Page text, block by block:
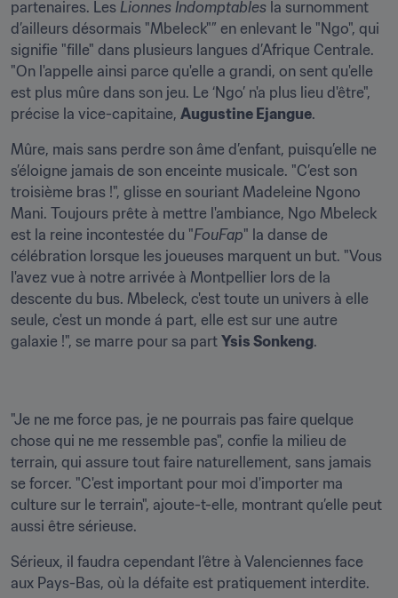
partenaires. Les Lionnes Indomptables la surnomment
d’ailleurs désormais "Mbeleck"” en enlevant le "Ngo", qui
signifie "fille" dans plusieurs langues d’Afrique Centrale.
"On l'appelle ainsi parce qu'elle a grandi, on sent qu'elle
est plus mûre dans son jeu. Le ‘Ngo’ n'a plus lieu d'être",
précise la vice-capitaine, Augustine Ejangue.
Mûre, mais sans perdre son âme d’enfant, puisqu’elle ne
s’éloigne jamais de son enceinte musicale. "C’est son
troisième bras !", glisse en souriant Madeleine Ngono
Mani. Toujours prête à mettre l'ambiance, Ngo Mbeleck
est la reine incontestée du "FouFap" la danse de
célébration lorsque les joueuses marquent un but. "Vous
l'avez vue à notre arrivée à Montpellier lors de la
descente du bus. Mbeleck, c'est toute un univers à elle
seule, c'est un monde á part, elle est sur une autre
galaxie !", se marre pour sa part Ysis Sonkeng.
"Je ne me force pas, je ne pourrais pas faire quelque
chose qui ne me ressemble pas", confie la milieu de
terrain, qui assure tout faire naturellement, sans jamais
se forcer. "C'est important pour moi d'importer ma
culture sur le terrain", ajoute-t-elle, montrant qu’elle peut
aussi être sérieuse.
Sérieux, il faudra cependant l’être à Valenciennes face
aux Pays-Bas, où la défaite est pratiquement interdite.